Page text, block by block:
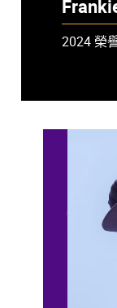
2024 榮